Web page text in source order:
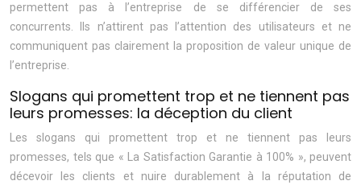
permettent pas à l’entreprise de se différencier de ses
concurrents. Ils n’attirent pas l’attention des utilisateurs et ne
communiquent pas clairement la proposition de valeur unique de
l’entreprise.
Slogans qui promettent trop et ne tiennent pas
leurs promesses: la déception du client
Les slogans qui promettent trop et ne tiennent pas leurs
promesses, tels que « La Satisfaction Garantie à 100% », peuvent
décevoir les clients et nuire durablement à la réputation de